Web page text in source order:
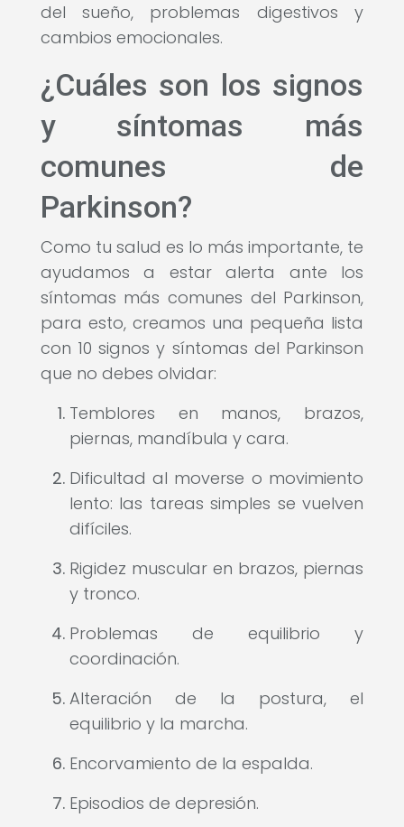
del sueño, problemas digestivos y
cambios emocionales.
¿Cuáles son los signos
y síntomas más
comunes de
Parkinson?
Como tu salud es lo más importante, te
ayudamos a estar alerta ante los
síntomas más comunes del Parkinson,
para esto, creamos una pequeña lista
con 10 signos y síntomas del Parkinson
que no debes olvidar:
Temblores en manos, brazos,
piernas, mandíbula y cara.
Dificultad al moverse o movimiento
lento: las tareas simples se vuelven
difíciles.
Rigidez muscular en brazos, piernas
y tronco.
Problemas de equilibrio y
coordinación.
Alteración de la postura, el
equilibrio y la marcha.
Encorvamiento de la espalda.
Episodios de depresión.